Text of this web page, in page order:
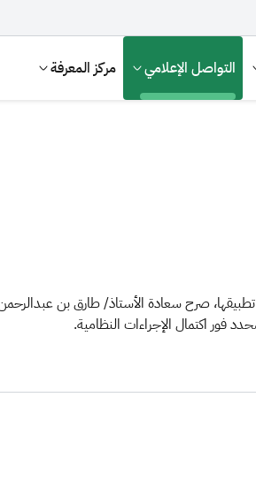
التواصل الإعلامي مركز المعرفة
العقارية
صرح سعادة الأستاذ/ طارق بن
فور اكتمال الإجراءات النظامية.​